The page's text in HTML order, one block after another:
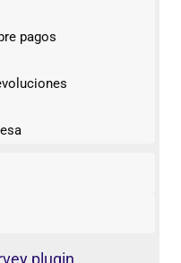
pagos
plugin